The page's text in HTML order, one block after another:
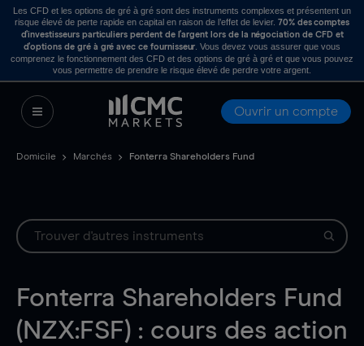
Les CFD et les options de gré à gré sont des instruments complexes et présentent un
risque élevé de perte rapide en capital en raison de l’effet de levier. 70% des comptes
d’investisseurs particuliers perdent de l’argent lors de la négociation de CFD et
d’options de gré à gré avec ce fournisseur . Vous devez vous assurer que vous
comprenez le fonctionnement des CFD et des options de gré à gré et que vous pouvez
vous permettre de prendre le risque élevé de perdre votre argent.
Ouvrir un compte
Domicile Marchés Fonterra Shareholders Fund
Fonterra Shareholders Fund
(NZX:FSF) : cours des action